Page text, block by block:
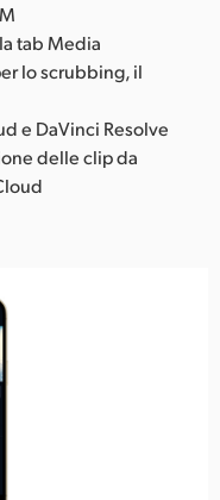
tab Media
lo scrubbing, il
e DaVinci Resolve
delle clip da